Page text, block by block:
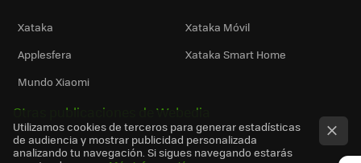
Xataka
Xataka Móvil
Applesfera
Xataka Smart Home
Mundo Xiaomi
Otras publicaciones de Webedia
Utilizamos cookies de terceros para generar estadísticas
de audiencia y mostrar publicidad personalizada
analizando tu navegación. Si sigues navegando estarás